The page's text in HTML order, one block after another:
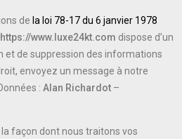
de la loi 78-17 du 6 janvier 1978
https://www.luxe24kt.com dispose d’un
et de suppression des informations
envoyez un message à notre
: Alan Richardot –
façon dont nous traitons vos